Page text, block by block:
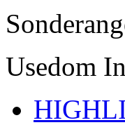
Usedom